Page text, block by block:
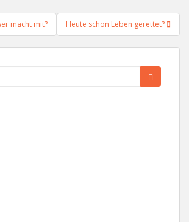
macht mit? Heute schon Leben gerettet?